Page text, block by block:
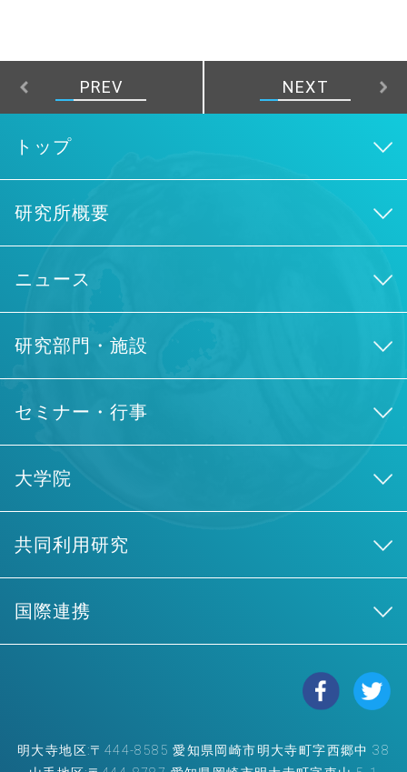
PREV NEXT
トップ
研究所概要
ニュース
研究部門・施設
セミナー・行事
大学院
共同利用研究
国際連携
明大寺地区:〒444-8585 愛知県岡崎市明大寺町字西郷中 38